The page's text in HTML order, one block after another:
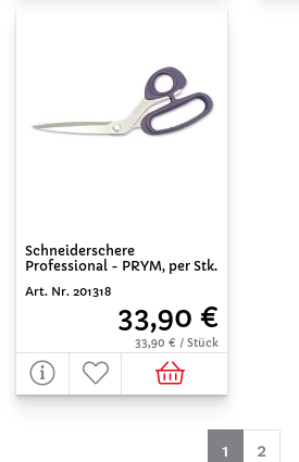
Schneiderschere
Professional - PRYM, per Stk.
Art. Nr. 201318
33,90 €
33,90 € / Stück
1 (aktuell)
2